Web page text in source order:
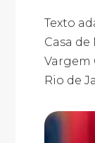
Texto
Casa
Vargem
Rio de